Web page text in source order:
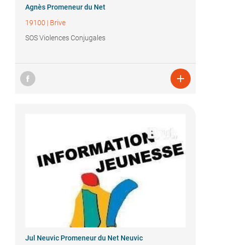
Agnès Promeneur du Net
19100 | Brive
SOS Violences Conjugales

Jul Neuvic Promeneur du Net Neuvic